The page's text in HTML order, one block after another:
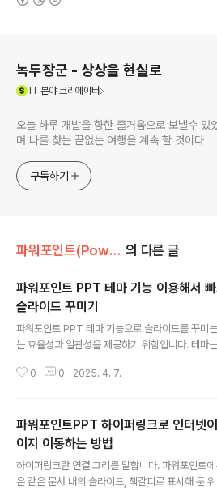
녹두장군 - 상상을 현실로
IT 분야 크리에이터
오늘 하루 개발을 향한 즐거움으로 보낼수 있
며 나를 찾는 끝없는 여행을 계속 할 것이다
구독하기
파워포인트(PowerPoint) 의 다른 글
파워포인트 PPT 테마 기능 이용해서 빠
슬라이드 꾸미기
파워포인트 PPT 테마 기능으로 슬라이드를 꾸미
는 효율성과 일관성을 제공하기 위함입니다. 테마
하고 전문적인 모양을 제공합니다. 또한 테마를 사용
라 전달력을 향상시킵니다. 이것은 발표자가 디자
경 쓰지 않고 내용에 집중할 수 있습니다. ◎ 테마
사용자 지정 테마 만들기 ▼ 슬라이드 디자인 탭의
뉴는 크게 “테마” 와 “적용” 으로 나눠집니다. 나머
“사용자 지정” 과 “디자인 아이디어” 입니다. 오늘
0 0 2025. 4. 7.
파워포인트PPT 하이퍼링크로 인터넷
이지 이동하는 방법
하이퍼링크란 연결 고리를 말합니다. 파워포인트
은 같은 문서 내의 슬라이드, 책갈피로 표시해 둔 위